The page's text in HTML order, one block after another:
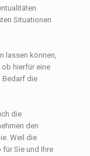
Situationen
lassen können,
ob hierfür eine
Bedarf die
die
den
Weil die
Sie und Ihre